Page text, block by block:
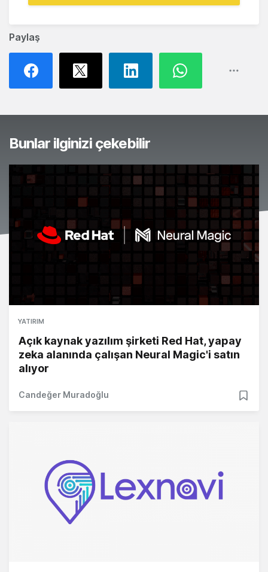
Paylaş
Bunlar ilginizi çekebilir
YATIRIM
Açık kaynak yazılım şirketi Red Hat, yapay
zeka alanında çalışan Neural Magic'i satın
alıyor
Candeğer Muradoğlu